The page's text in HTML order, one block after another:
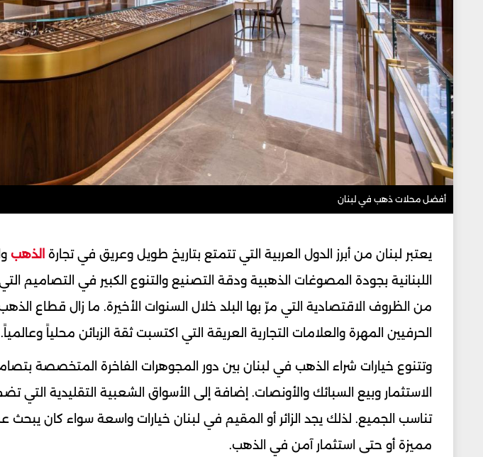
أفضل محلات ذهب في لبنان
يعتبر لبنان من أبرز الدول العربية التي تتمتع بتاريخ طويل وعريق في تجارة الذهب
اللبنانية بجودة المصوغات الذهبية ودقة التصنيع والتنوع الكبير في التصاميم
من الظروف الاقتصادية التي مرّ بها البلد خلال السنوات الأخيرة. ما زال قطاع
الحرفيين المهرة والعلامات التجارية العريقة التي اكتسبت ثقة الزبائن محلياً وعالمياً.
وتتنوع خيارات شراء الذهب في لبنان بين دور المجوهرات الفاخرة المتخصصة
الاستثمار وبيع السبائك والأونصات. إضافة إلى الأسواق الشعبية التقليدية التي
تناسب الجميع. لذلك يجد الزائر أو المقيم في لبنان خيارات واسعة سواء كان
مميزة أو حتى استثمار آمن في الذهب.